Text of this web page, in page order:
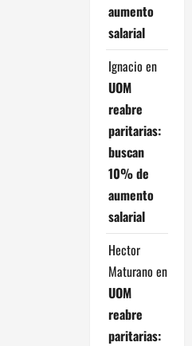
aumento
salarial
Ignacio en
UOM
reabre
paritarias:
buscan
10% de
aumento
salarial
Hector
Maturano en
UOM
reabre
paritarias: